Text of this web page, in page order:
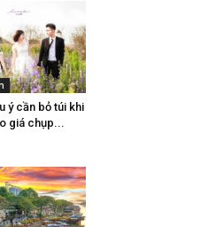
ý cần bỏ túi khi
giá chụp...